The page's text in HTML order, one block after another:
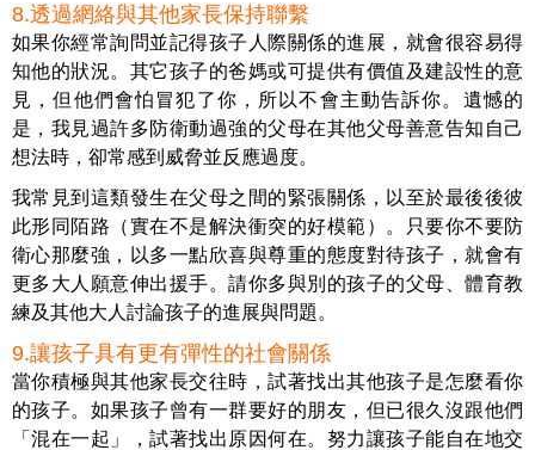
8.透過網絡與其他家長保持聯繫
如果你經常詢問並記得孩子人際關係的進展，就會很容易得
知他的狀況。其它孩子的爸媽或可提供有價值及建設性的意
見，但他們會怕冒犯了你，所以不會主動告訴你。遺憾的
是，我見過許多防衛動過強的父母在其他父母善意告知自己
想法時，卻常感到威脅並反應過度。
我常見到這類發生在父母之間的緊張關係，以至於最後後彼
此形同陌路（實在不是解決衝突的好模範）。只要你不要防
衛心那麼強，以多一點欣喜與尊重的態度對待孩子，就會有
更多大人願意伸出援手。請你多與別的孩子的父母、體育教
練及其他大人討論孩子的進展與問題。
9.讓孩子具有更有彈性的社會關係
當你積極與其他家長交往時，試著找出其他孩子是怎麼看你
的孩子。如果孩子曾有一群要好的朋友，但已很久沒跟他們
「混在一起」，試著找出原因何在。努力讓孩子能自在地交